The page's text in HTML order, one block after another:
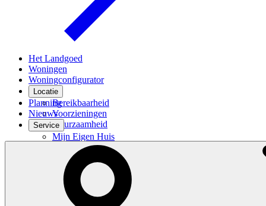
Het Landgoed
Woningen
Woningconfigurator
Locatie
Bereikbaarheid
Voorzieningen
Duurzaamheid
Planning
Nieuws
Service
Mijn Eigen Huis
Financiele check
Financiering
Woning kopen
Veel gestelde vragen
Over BPD
Contact